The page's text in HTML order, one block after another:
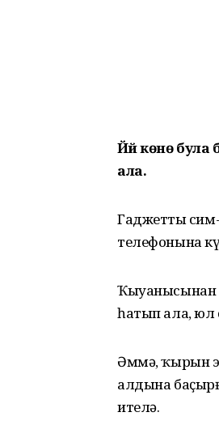
Йәй көнө
ала.
Гаджеттың
телефонына
Ҡыуанысынан
һатып ала,
Әммә, ҡырын
алдына
ителә.